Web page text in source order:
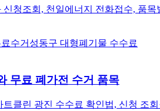
청조회, 천일에너지 전화접수, 품
수거 성동구 대형폐기물 수수료
무료 폐가전 수거 품목
클린 광진 수수료 확인법, 신청 조